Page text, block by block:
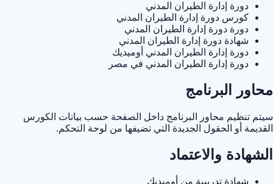
دورة إدارة الطيران المدني
كورس دورة إدارة الطيران المدني
دورة دورة إدارة الطيران المدني
شهادة دورة إدارة الطيران المدني
دورة إدارة الطيران المدني أوميديك
دورة إدارة الطيران المدني في مصر
محاور البرنامج
سيتم تنظيم محاور البرنامج داخل الصفحة حسب بيانات الكورس
القديمة أو الحقول الجديدة التي تضيفها من لوحة التحكم.
الشهادة والاعتماد
شهادة تدريبية من أوميديك